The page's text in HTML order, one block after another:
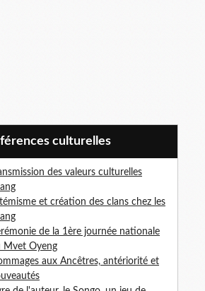
culturelles
des valeurs culturelles
et création des clans chez les
de la 1ère journée nationale
Mvet Oyeng
aux Ancêtres, antériorité et